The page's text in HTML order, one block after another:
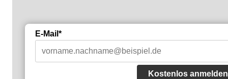
E-Mail*
Kostenlos anmelden